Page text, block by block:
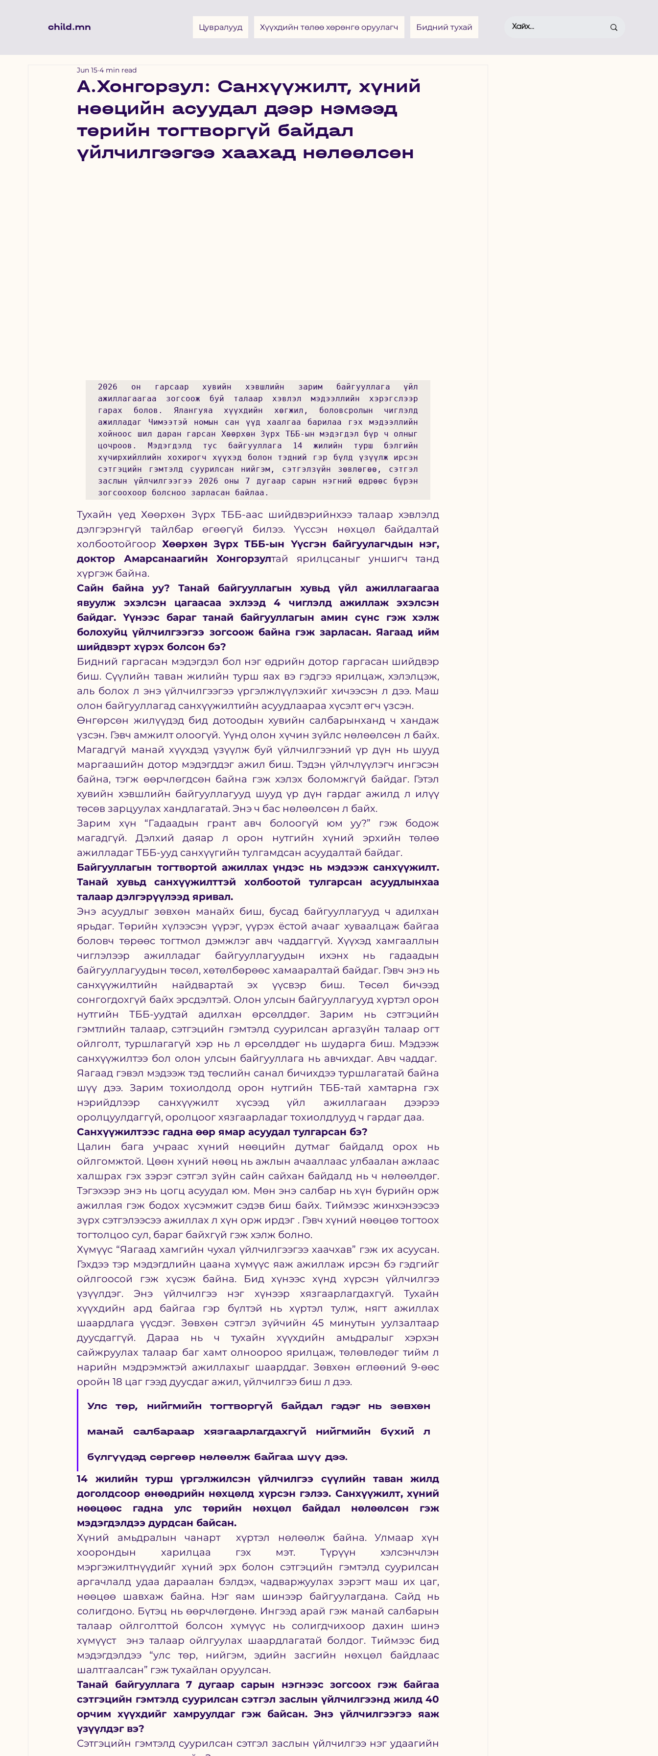
child.mn Цувралууд Хүүхдийн төлөө хөрөнгө оруулагч Бидний тухай
А.Хонгорзул: Санхүүжилт, хүний
нөөцийн асуудал дээр нэмээд
төрийн тогтворгүй байдал
үйлчилгээгээ хаахад нөлөөлсөн
Jun 15 4 min read
2026 он гарсаар хувийн хэвшлийн зарим байгууллага үйл
ажиллагаагаа зогсоож буй талаар хэвлэл мэдээллийн хэрэгслээр
гарах болов. Ялангуяа хүүхдийн хөгжил, боловсролын чиглэлд
ажилладаг Чимээтэй номын сан үүд хаалгаа барилаа гэх мэдээллийн
хойноос шил даран гарсан Хөөрхөн Зүрх ТББ-ын мэдэгдэл бүр ч олныг
цочроов. Мэдэгдэлд тус байгууллага 14 жилийн турш бэлгийн
хүчирхийллийн хохирогч хүүхэд болон тэдний гэр бүлд үзүүлж ирсэн
сэтгэцийн гэмтэлд суурилсан нийгэм, сэтгэлзүйн зөвлөгөө, сэтгэл
заслын үйлчилгээгээ 2026 оны 7 дугаар сарын нэгний өдрөөс бүрэн
зогсоохоор болсноо зарласан байлаа.
Тухайн үед Хөөрхөн Зүрх ТББ-аас шийдвэрийнхээ талаар хэвлэлд
дэлгэрэнгүй тайлбар өгөөгүй билээ. Үүссэн нөхцөл байдалтай
холбоотойгоор Хөөрхөн Зүрх ТББ-ын Үүсгэн байгуулагчдын нэг,
доктор Амарсанаагийн Хонгорзултай ярилцсаныг уншигч танд
хүргэж байна.
Сайн байна уу? Танай байгууллагын хувьд үйл ажиллагаагаа
явуулж эхэлсэн цагаасаа эхлээд 4 чиглэлд ажиллаж эхэлсэн
байдаг. Үүнээс бараг танай байгууллагын амин сүнс гэж хэлж
болохуйц үйлчилгээгээ зогсоож байна гэж зарласан. Яагаад ийм
шийдвэрт хүрэх болсон бэ?
Бидний гаргасан мэдэгдэл бол нэг өдрийн дотор гаргасан шийдвэр
биш. Сүүлийн таван жилийн турш яах вэ гэдгээ ярилцаж, хэлэлцэж,
аль болох л энэ үйлчилгээгээ үргэлжлүүлэхийг хичээсэн л дээ. Маш
олон байгууллагад санхүүжилтийн асуудлаараа хүсэлт өгч үзсэн.
Өнгөрсөн жилүүдэд бид дотоодын хувийн салбарынханд ч хандаж
үзсэн. Гэвч амжилт олоогүй. Үүнд олон хүчин зүйлс нөлөөлсөн л байх.
Магадгүй манай хүүхдэд үзүүлж буй үйлчилгээний үр дүн нь шууд
маргаашийн дотор мэдэгддэг ажил биш. Тэдэн үйлчлүүлэгч ингэсэн
байна, тэгж өөрчлөгдсөн байна гэж хэлэх боломжгүй байдаг. Гэтэл
хувийн хэвшлийн байгууллагууд шууд үр дүн гардаг ажилд л илүү
төсөв зарцуулах хандлагатай. Энэ ч бас нөлөөлсөн л байх.
Зарим хүн “Гадаадын грант авч болоогүй юм уу?” гэж бодож
магадгүй. Дэлхий даяар л орон нутгийн хүний эрхийн төлөө
ажилладаг ТББ-ууд санхүүгийн тулгамдсан асуудалтай байдаг.
Байгууллагын тогтвортой ажиллах үндэс нь мэдээж санхүүжилт.
Танай хувьд санхүүжилттэй холбоотой тулгарсан асуудлынхаа
талаар дэлгэрүүлээд яривал.
Энэ асуудлыг зөвхөн манайх биш, бусад байгууллагууд ч адилхан
ярьдаг. Төрийн хүлээсэн үүрэг, үүрэх ёстой ачааг хуваалцаж байгаа
боловч төрөөс тогтмол дэмжлэг авч чаддаггүй. Хүүхэд хамгааллын
чиглэлээр ажилладаг байгууллагуудын ихэнх нь гадаадын
байгууллагуудын төсөл, хөтөлбөрөөс хамааралтай байдаг. Гэвч энэ нь
санхүүжилтийн найдвартай эх үүсвэр биш. Төсөл бичээд
сонгогдохгүй байх эрсдэлтэй. Олон улсын байгууллагууд хүртэл орон
нутгийн ТББ-уудтай адилхан өрсөлддөг. Зарим нь сэтгэцийн
гэмтлийн талаар, сэтгэцийн гэмтэлд суурилсан аргазүйн талаар огт
ойлголт, туршлагагүй хэр нь л өрсөлддөг нь шударга биш. Мэдээж
санхүүжилтээ бол олон улсын байгууллага нь авчихдаг. Авч чаддаг.
Яагаад гэвэл мэдээж тэд төслийн санал бичихдээ туршлагатай байна
шүү дээ. Зарим тохиолдолд орон нутгийн ТББ-тай хамтарна гэх
нэрийдлээр санхүүжилт хүсээд үйл ажиллагаан дээрээ
оролцуулдаггүй, оролцоог хязгаарладаг тохиолдлууд ч гардаг даа.
Санхүүжилтээс гадна өөр ямар асуудал тулгарсан бэ?
Цалин бага учраас хүний нөөцийн дутмаг байдалд орох нь
ойлгомжтой. Цөөн хүний нөөц нь ажлын ачааллаас улбаалан ажлаас
халшрах гэх зэрэг сэтгэл зүйн сайн сайхан байдалд нь ч нөлөөлдөг.
Тэгэхээр энэ нь цогц асуудал юм. Мөн энэ салбар нь хүн бүрийн орж
ажиллая гэж бодох хүсэмжит сэдэв биш байх. Тиймээс жинхэнээсээ
зүрх сэтгэлээсээ ажиллах л хүн орж ирдэг . Гэвч хүний нөөцөө тогтоох
тогтолцоо сул, бараг байхгүй гэж хэлж болно.
Хүмүүс “Яагаад хамгийн чухал үйлчилгээгээ хаачхав” гэж их асуусан.
Гэхдээ тэр мэдэгдлийн цаана хүмүүс яаж ажиллаж ирсэн бэ гэдгийг
ойлгоосой гэж хүсэж байна. Бид хүнээс хүнд хүрсэн үйлчилгээ
үзүүлдэг. Энэ үйлчилгээ нэг хүнээр хязгаарлагдахгүй. Тухайн
хүүхдийн ард байгаа гэр бүлтэй нь хүртэл тулж, нягт ажиллах
шаардлага үүсдэг. Зөвхөн сэтгэл зүйчийн 45 минутын уулзалтаар
дуусдаггүй. Дараа нь ч тухайн хүүхдийн амьдралыг хэрхэн
сайжруулах талаар баг хамт олноороо ярилцаж, төлөвлөдөг тийм л
нарийн мэдрэмжтэй ажиллахыг шаарддаг. Зөвхөн өглөөний 9-өөс
оройн 18 цаг гээд дуусдаг ажил, үйлчилгээ биш л дээ.
Улс төр, нийгмийн тогтворгүй байдал гэдэг нь зөвхөн
манай салбараар хязгаарлагдахгүй нийгмийн бүхий л
бүлгүүдэд сөргөөр нөлөөлж байгаа шүү дээ.
14 жилийн турш үргэлжилсэн үйлчилгээ сүүлийн таван жилд
доголдсоор өнөөдрийн нөхцөлд хүрсэн гэлээ. Санхүүжилт, хүний
нөөцөөс гадна улс төрийн нөхцөл байдал нөлөөлсөн гэж
мэдэгдэлдээ дурдсан байсан.
Хүний амьдралын чанарт  хүртэл нөлөөлж байна. Улмаар хүн
хоорондын харилцаа гэх мэт. Түрүүн хэлсэнчлэн
мэргэжилтнүүдийг хүний эрх болон сэтгэцийн гэмтэлд суурилсан
аргачлалд удаа дараалан бэлдэх, чадваржуулах зэрэгт маш их цаг,
нөөцөө шавхаж байна. Нэг яам шинээр байгуулагдана. Сайд нь
солигдоно. Бүтэц нь өөрчлөгдөнө. Ингээд арай гэж манай салбарын
талаар ойлголттой болсон хүмүүс нь солигдчихоор дахин шинэ
хүмүүст  энэ талаар ойлгуулах шаардлагатай болдог. Тиймээс бид
мэдэгдэлдээ “улс төр, нийгэм, эдийн засгийн нөхцөл байдлаас
шалтгаалсан” гэж тухайлан оруулсан.
Танай байгууллага 7 дугаар сарын нэгнээс зогсоох гэж байгаа
сэтгэцийн гэмтэлд суурилсан сэтгэл заслын үйлчилгээнд жилд 40
орчим хүүхдийг хамруулдаг гэж байсан. Энэ үйлчилгээгээ яаж
үзүүлдэг вэ?
Сэтгэцийн гэмтэлд суурилсан сэтгэл заслын үйлчилгээ нэг удаагийн